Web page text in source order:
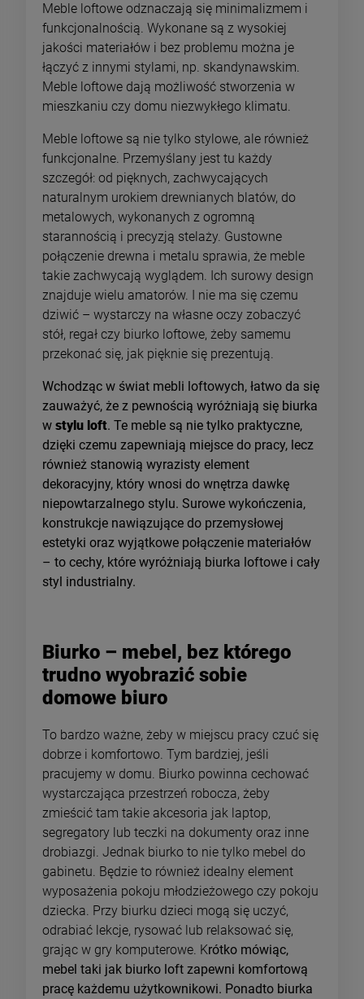
Meble loftowe odznaczają się minimalizmem i
funkcjonalnością. Wykonane są z wysokiej
jakości materiałów i bez problemu można je
łączyć z innymi stylami, np. skandynawskim.
Meble loftowe dają możliwość stworzenia w
mieszkaniu czy domu niezwykłego klimatu.
Meble loftowe są nie tylko stylowe, ale również
funkcjonalne. Przemyślany jest tu każdy
szczegół: od pięknych, zachwycających
naturalnym urokiem drewnianych blatów, do
metalowych, wykonanych z ogromną
starannością i precyzją stelaży. Gustowne
połączenie drewna i metalu sprawia, że meble
takie zachwycają wyglądem. Ich surowy design
znajduje wielu amatorów. I nie ma się czemu
dziwić – wystarczy na własne oczy zobaczyć
stół, regał czy biurko loftowe, żeby samemu
przekonać się, jak pięknie się prezentują.
Wchodząc w świat mebli loftowych, łatwo da się
zauważyć, że z pewnością wyróżniają się biurka
w stylu loft. Te meble są nie tylko praktyczne,
dzięki czemu zapewniają miejsce do pracy, lecz
również stanowią wyrazisty element
dekoracyjny, który wnosi do wnętrza dawkę
niepowtarzalnego stylu. Surowe wykończenia,
konstrukcje nawiązujące do przemysłowej
estetyki oraz wyjątkowe połączenie materiałów
– to cechy, które wyróżniają biurka loftowe i cały
styl industrialny.
Biurko – mebel, bez którego
trudno wyobrazić sobie
domowe biuro
To bardzo ważne, żeby w miejscu pracy czuć się
dobrze i komfortowo. Tym bardziej, jeśli
pracujemy w domu. Biurko powinna cechować
wystarczająca przestrzeń robocza, żeby
zmieścić tam takie akcesoria jak laptop,
segregatory lub teczki na dokumenty oraz inne
drobiazgi. Jednak biurko to nie tylko mebel do
gabinetu. Będzie to również idealny element
wyposażenia pokoju młodzieżowego czy pokoju
dziecka. Przy biurku dzieci mogą się uczyć,
odrabiać lekcje, rysować lub relaksować się,
grając w gry komputerowe. Krótko mówiąc,
mebel taki jak biurko loft zapewni komfortową
pracę każdemu użytkownikowi. Ponadto biurka